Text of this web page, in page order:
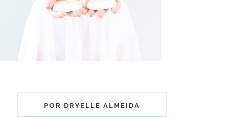
POR DRYELLE ALMEIDA